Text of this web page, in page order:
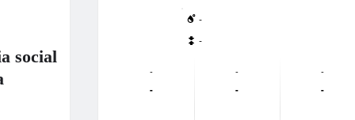
social
-
-
-
-
-
-
-
-